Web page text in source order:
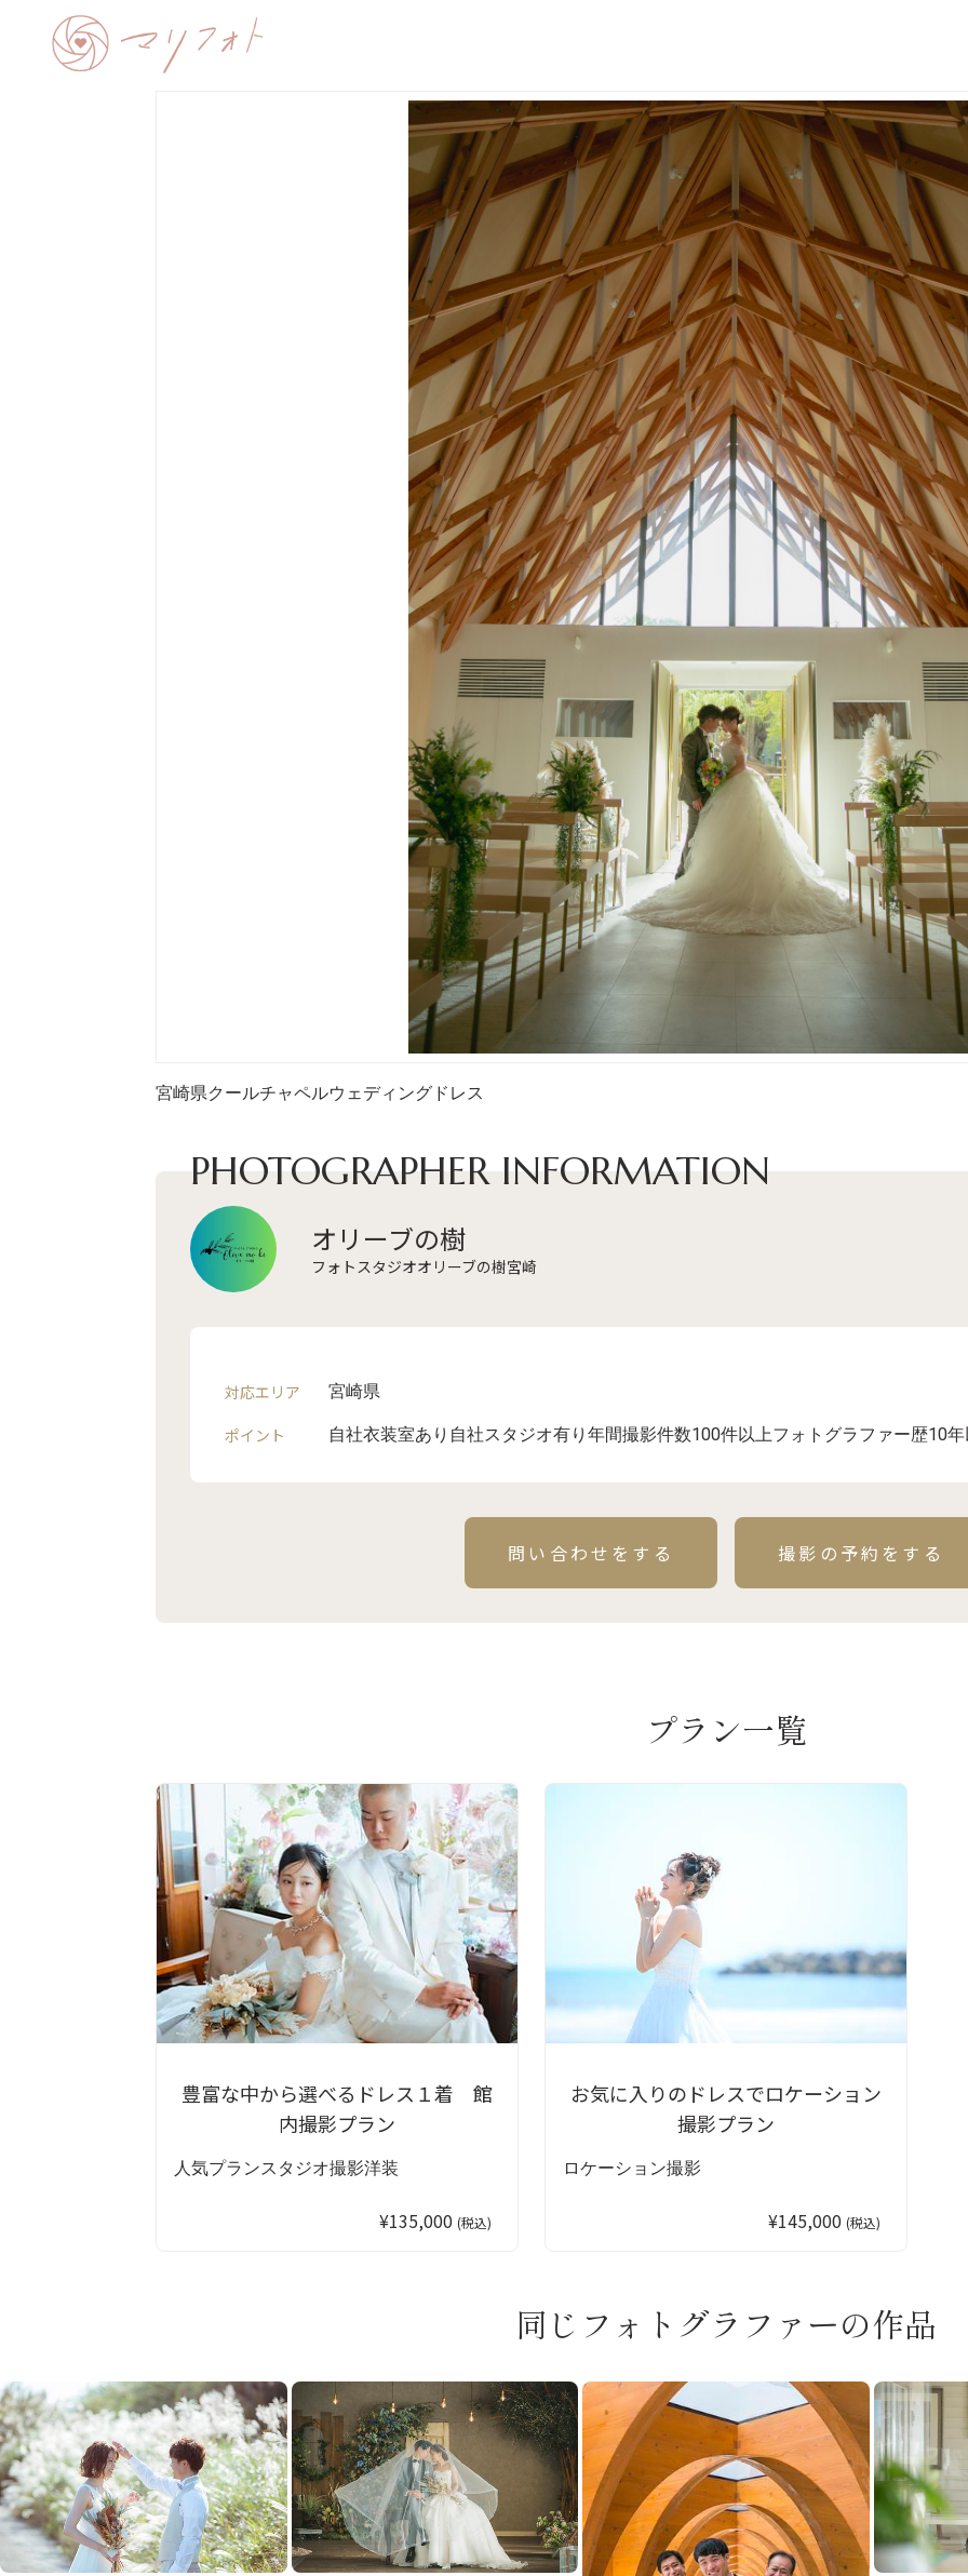
宮崎県クールチャペルウェディングドレス
PHOTOGRAPHER INFORMATION
オリーブの樹
フォトスタジオオリーブの樹宮崎
対応エリア 宮崎県
ポイント 自社衣装室あり 自社スタジオ有り 年間撮影件数100件以上フォトグラファー歴10
問い合わせをする 撮影の予約をする
プラン一覧
豊富な中から選べるドレス１着 館
内撮影プラン
人気プランスタジオ撮影洋装
¥135,000 (税込)
お気に入りのドレスでロケーション
撮影プラン
ロケーション撮影
¥145,000 (税込)
同じフォトグラファーの作品